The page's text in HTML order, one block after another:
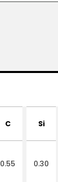
C Si
0.55 0.30